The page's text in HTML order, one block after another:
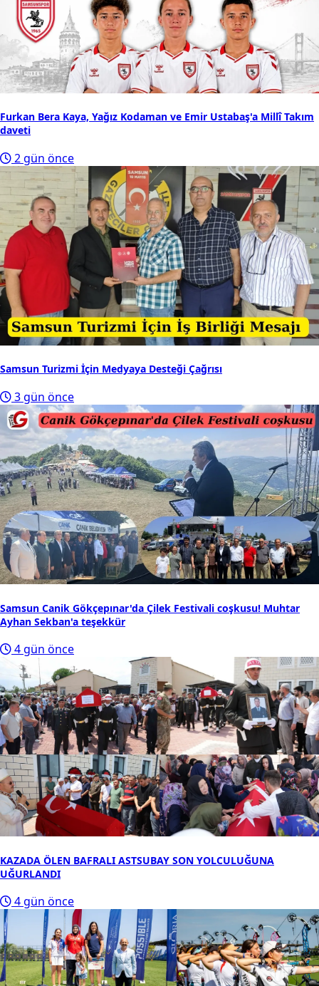
Furkan Bera Kaya, Yağız Kodaman ve Emir Ustabaş'a Millî Takım
daveti
2 gün önce
Samsun Turizmi İçin Medyaya Desteği Çağrısı
3 gün önce
Samsun Canik Gökçepınar'da Çilek Festivali coşkusu! Muhtar
Ayhan Sekban'a teşekkür
4 gün önce
KAZADA ÖLEN BAFRALI ASTSUBAY SON YOLCULUĞUNA
UĞURLANDI
4 gün önce